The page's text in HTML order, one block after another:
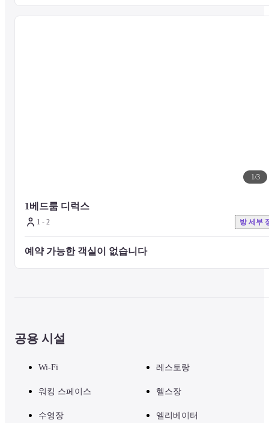
1/3
1베드룸 디럭스
1 - 2 방 세부
예약 가능한 객실이 없습니다
공용 시설
Wi-Fi 레스토랑
워킹 스페이스 헬스장
수영장 엘리베이터